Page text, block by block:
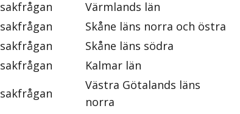
sakfrågan
Värmlands län
sakfrågan
Skåne läns norra och östra
sakfrågan
Skåne läns södra
sakfrågan
Kalmar län
sakfrågan
Västra Götalands läns
norra